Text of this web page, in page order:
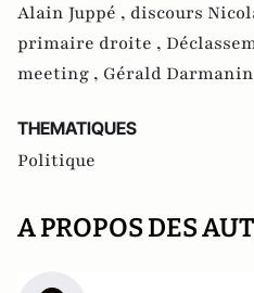
Alain Juppé , discours
primaire droite ,
meeting , Gérald
THEMATIQUES
Politique
A PROPOS DES